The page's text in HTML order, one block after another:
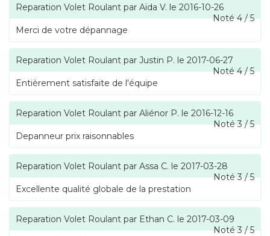
Reparation Volet Roulant par Aïda V. le 2016-10-26
Noté4/5
Merci de votre dépannage
Reparation Volet Roulant par Justin P. le 2017-06-27
Noté4/5
Entièrement satisfaite de l'équipe
Reparation Volet Roulant par Aliénor P. le 2016-12-16
Noté3/5
Depanneur prix raisonnables
Reparation Volet Roulant par Assa C. le 2017-03-28
Noté3/5
Excellente qualité globale de la prestation
Reparation Volet Roulant par Ethan C. le 2017-03-09
Noté3/5